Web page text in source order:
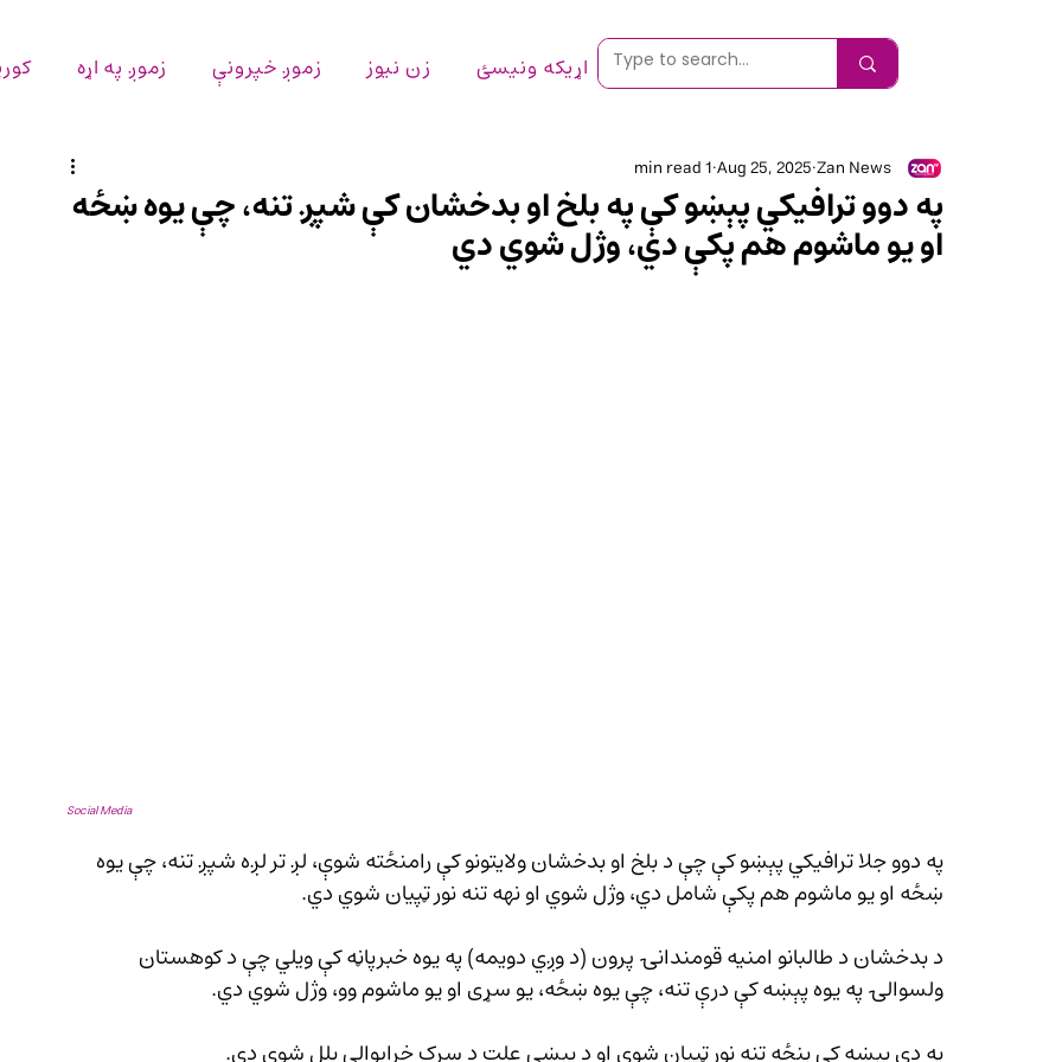
زموږ په اړه زموږ خپرونې زن نیوز اړیکه ونیسئ
په دوو ترافیکي پېښو کې په بلخ او بدخشان کې شپږ تنه، چې یوه ښځه
او یو ماشوم هم پکې دي، وژل شوي دي
Zan News
Aug 25, 2025
1 min read
Social Media
په دوو جلا ترافیکي پېښو کې چې د بلخ او بدخشان ولایتونو کې رامنځته شوې، لږ تر لږه شپږ تنه، چې یوه
ښځه او یو ماشوم هم پکې شامل دي، وژل شوي او نهه تنه نور ټپیان شوي دي.
د بدخشان د طالبانو امنیه قومندانۍ پرون (د وږي دویمه) په یوه خبرپاڼه کې ویلي چې د کوهستان
ولسوالۍ په یوه پېښه کې درې تنه، چې یوه ښځه، یو سړی او یو ماشوم وو، وژل شوي دي.
په دې پېښه کې پنځه تنه نور ټپیان شوي او د پېښې علت د سړک خرابوالی بلل شوی دی.